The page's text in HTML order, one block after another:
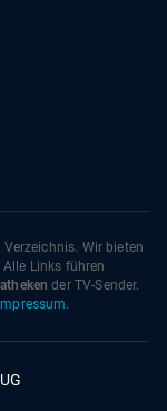
Wir bieten
Links führen
der TV-Sender.
Impressum.